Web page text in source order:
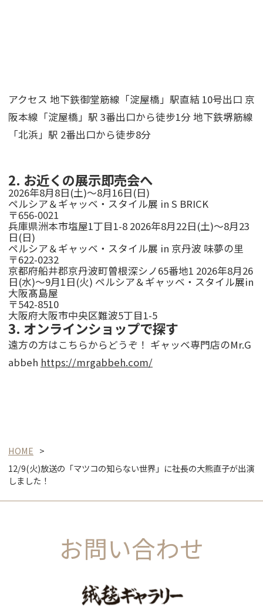
アクセス 地下鉄御堂筋線「淀屋橋」駅直結 10号出口 京
阪本線「淀屋橋」駅 3番出口から徒步1分 地下鉄堺筋線
「北浜」駅 2番出口から徒步8分
2. お近くの展示即売会へ
2026年8月8日(土)～8月16日(日)
ペルシア＆ギャッベ・スタイル展 in S BRICK
〒656-0021
兵庫県洲本市塩屋1丁目1-8 2026年8月22日(土)～8月23
日(日)
ペルシア＆ギャッベ・スタイル展 in 京丹波 味夢の里
〒622-0232
京都府船井郡京丹波町曽根深シノ65番地1 2026年8月26
日(水)～9月1日(火) ペルシア＆ギャッベ・スタイル展in
大阪髙島屋
〒542-8510
大阪府大阪市中央区難波5丁目1-5
3. オンラインショップで探す
遠方の方はこちらからどうぞ！ ギャッベ専門店のMr.G
abbeh https://mrgabbeh.com/
HOME
12/9(火)放送の「マツコの知らない世界」に社長の大熊直子が出演
しました！
お問い合わせ